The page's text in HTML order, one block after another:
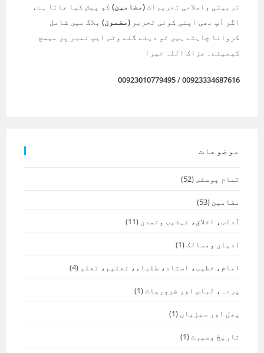
تربیتی واصلاحی تحریرات(مضامین) کو پیش کیا جاتا ہے،
اگر آپ بھی اپنی کوئی تحریر(مضمون) بلاگ میں شامل
کروانا چاہتے ہیں تو دیئے گئے وٹس ایپ نمبر پر میسج
کیجیئے۔ جزاک اللہ خیرا
00923334687616
/
00923010779495
موضوعات
تمام پوسٹس(52)
مضامین (53)
آداب، اخلاق، تہذیب وتمدن (11)
ادیان ومسالک(1)
امام، خطیب، استاد، طلباء، تعلیم، تعلم (4)
پردہ، لباس اور ضروریات(1)
پھل اور سبزیاں (1)
تاریخ وسیرت(1)